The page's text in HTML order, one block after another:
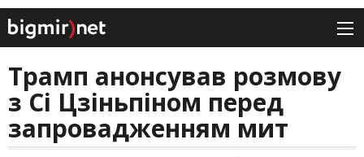
Трамп анонсував розмову
з Сі Цзіньпіном перед
запровадженням мит